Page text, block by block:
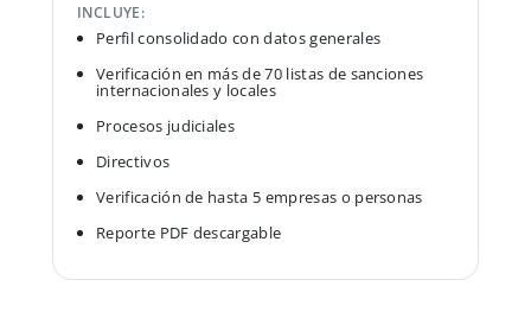
INCLUYE:
Perfil consolidado con datos generales
Verificación en más de 70 listas de sanciones
internacionales y locales
Procesos judiciales
Directivos
Verificación de hasta 5 empresas o personas
Reporte PDF descargable